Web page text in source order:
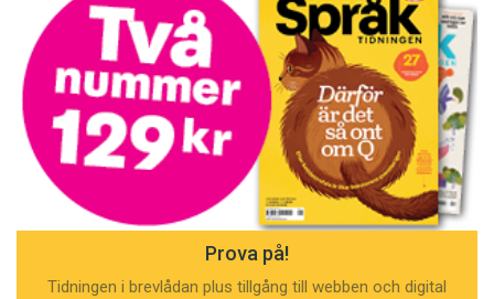
Prova på!
Tidningen i brevlådan plus tillgång till webben och digital